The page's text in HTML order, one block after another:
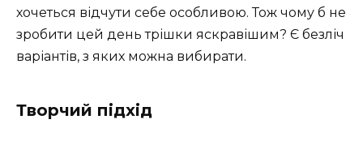
хочеться відчути себе особливою. Тож чому б не
зробити цей день трішки яскравішим? Є безліч
варіантів, з яких можна вибирати.
Творчий підхід